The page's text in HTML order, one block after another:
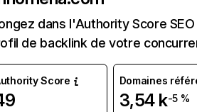
dans l'Authority Score
de backlink de votre
Score Domaines
3,54 k-5 %